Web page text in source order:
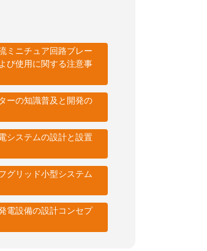
ミニチュア回路ブレー
び使用に関する注意事
ーの知識普及と開発の
システムの設計と設置
グリッド小型システム
電設備の設計コンセプ